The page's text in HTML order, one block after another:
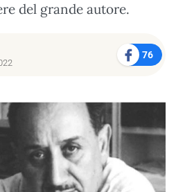
del grande autore.
76